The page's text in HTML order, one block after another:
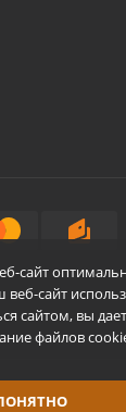
сайт
сайт
сайтом, вы
файлов